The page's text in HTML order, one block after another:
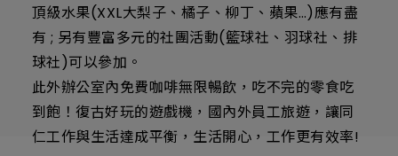
頂級水果(XXL大梨子、橘子、柳丁、蘋果…)應有盡
有 ; 另有豐富多元的社團活動(籃球社、羽球社、排
球社)可以參加。
此外辦公室內免費咖啡無限暢飲，吃不完的零食吃
到飽！復古好玩的遊戲機，國內外員工旅遊，讓同
仁工作與生活達成平衡，生活開心，工作更有效率!